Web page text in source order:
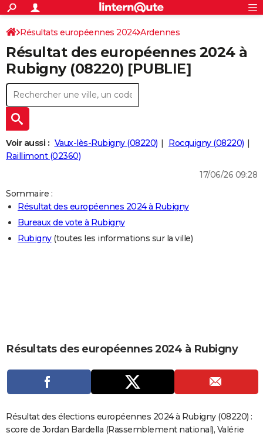
ACTUALITÉS
Politique
Société
Faits Divers
Education
Monde
Villes
+
SPORT
Coupe du monde 2026
Football
Tennis
Cyclisme
Rugby
Forum
CULTURE
Programme TV
TNT
Streaming
Cinéma
Sorties cinéma
Musique
+
FINANCE
Retraite
Impôts
Epargne
Immobilier
Risques naturels par ville
Banque
Assurance
Crédit
AUTO
Essais
Réserver un essai
Citadines
Berlines
SUV
Forum auto
+
HIGH-TECH
Mobiles
Meilleur smartphone
Internet
Ordinateurs
Jeux vidéo
Guide high-tech
+
BRICOLAGE
Guides de France
Escapades
Patrimoine
Expositions
Musées
Week-end nature
LIFESTYLE
Art de vivre
Bien-être
Loisirs
Mode
Modes de vie
CARTE DE VOEUX
Carte de Noël
Carte Bonne année
Carte Saint-Valentin
Carte Pâques
Carte d'anniversaire
DICTIONNAIRE
Dictionnaire
Biographies
Citations
Expressions
Proverbes
PROGRAMME TV
COPAINS D'AVANT
S'inscrire
Connexion
Résultats européennes 2024 Ardennes
Résultat des européennes 2024 à
Rubigny (08220) [PUBLIE]
Voir aussi : Vaux-lès-Rubigny (08220)
Rocquigny (08220)
Raillimont (02360)
17/06/26 09:28
Sommaire :
Résultat des européennes 2024 à Rubigny
Bureaux de vote à Rubigny
Rubigny(toutes les informations sur la ville)
Résultats des européennes 2024 à Rubigny
Résultat des élections européennes 2024 à Rubigny (08220) :
score de Jordan Bardella (Rassemblement national), Valérie